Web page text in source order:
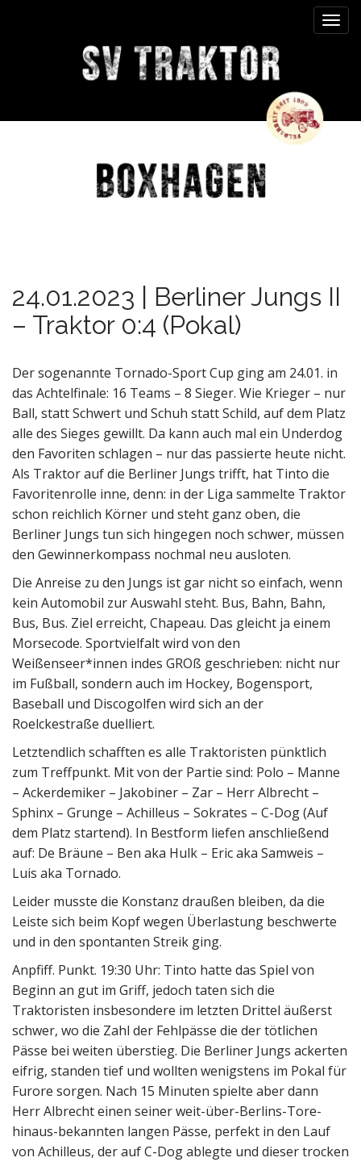
24.01.2023 | Berliner Jungs II
– Traktor 0:4 (Pokal)
Der sogenannte Tornado-Sport Cup ging am 24.01. in
das Achtelfinale: 16 Teams – 8 Sieger. Wie Krieger – nur
Ball, statt Schwert und Schuh statt Schild, auf dem Platz
alle des Sieges gewillt. Da kann auch mal ein Underdog
den Favoriten schlagen – nur das passierte heute nicht.
Als Traktor auf die Berliner Jungs trifft, hat Tinto die
Favoritenrolle inne, denn: in der Liga sammelte Traktor
schon reichlich Körner und steht ganz oben, die
Berliner Jungs tun sich hingegen noch schwer, müssen
den Gewinnerkompass nochmal neu ausloten.
Die Anreise zu den Jungs ist gar nicht so einfach, wenn
kein Automobil zur Auswahl steht. Bus, Bahn, Bahn,
Bus, Bus. Ziel erreicht, Chapeau. Das gleicht ja einem
Morsecode. Sportvielfalt wird von den
Weißenseer*innen indes GROß geschrieben: nicht nur
im Fußball, sondern auch im Hockey, Bogensport,
Baseball und Discogolfen wird sich an der
Roelckestraße duelliert.
Letztendlich schafften es alle Traktoristen pünktlich
zum Treffpunkt. Mit von der Partie sind: Polo – Manne
– Ackerdemiker – Jakobiner – Zar – Herr Albrecht –
Sphinx – Grunge – Achilleus – Sokrates – C-Dog (Auf
dem Platz startend). In Bestform liefen anschließend
auf: De Bräune – Ben aka Hulk – Eric aka Samweis –
Luis aka Tornado.
Leider musste die Konstanz draußen bleiben, da die
Leiste sich beim Kopf wegen Überlastung beschwerte
und in den spontanten Streik ging.
Anpfiff. Punkt. 19:30 Uhr: Tinto hatte das Spiel von
Beginn an gut im Griff, jedoch taten sich die
Traktoristen insbesondere im letzten Drittel äußerst
schwer, wo die Zahl der Fehlpässe die der tötlichen
Pässe bei weiten überstieg. Die Berliner Jungs ackerten
eifrig, standen tief und wollten wenigstens im Pokal für
Furore sorgen. Nach 15 Minuten spielte aber dann
Herr Albrecht einen seiner weit-über-Berlins-Tore-
hinaus-bekannten langen Pässe, perfekt in den Lauf
von Achilleus, der auf C-Dog ablegte und dieser trocken